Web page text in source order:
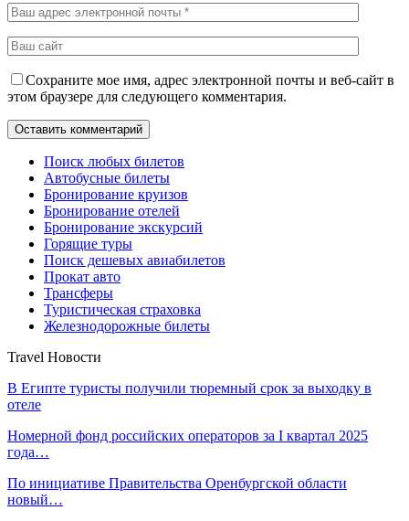
Сохраните мое имя, адрес электронной почты и веб-сайт в
этом браузере для следующего комментария.
Поиск любых билетов
Автобусные билеты
Бронирование круизов
Бронирование отелей
Бронирование экскурсий
Горящие туры
Поиск дешевых авиабилетов
Прокат авто
Трансферы
Туристическая страховка
Железнодорожные билеты
Travel Новости
В Египте туристы получили тюремный срок за выходку в
отеле
Номерной фонд российских операторов за I квартал 2025
года…
По инициативе Правительства Оренбургской области
новый…